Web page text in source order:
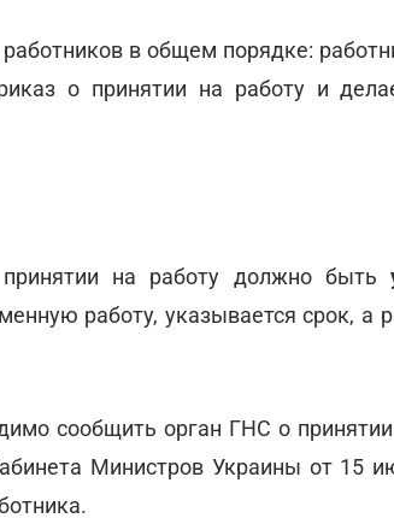
в общем порядке:
о принятии на работу и
на работу должно быть
работу, указывается срок, а
сообщить орган ГНС о
Министров Украины от 15